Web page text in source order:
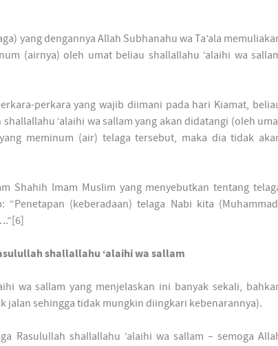
yang dengannya Allah Subhanahu wa Ta’ala
(airnya) oleh umat beliau shallallahu ‘alaihi wa
perkara yang wajib diimani pada hari Kiamat,
‘alaihi wa sallam yang akan didatangi (oleh
meminum (air) telaga tersebut, maka dia tidak
Shahih Imam Muslim yang menyebutkan tentang
(keberadaan) telaga Nabi kita
shallallahu ‘alaihi wa sallam
wa sallam yang menjelaskan ini banyak sekali,
jalan sehingga tidak mungkin diingkari kebenarannya).
Rasulullah shallallahu ‘alaihi wa sallam – semoga